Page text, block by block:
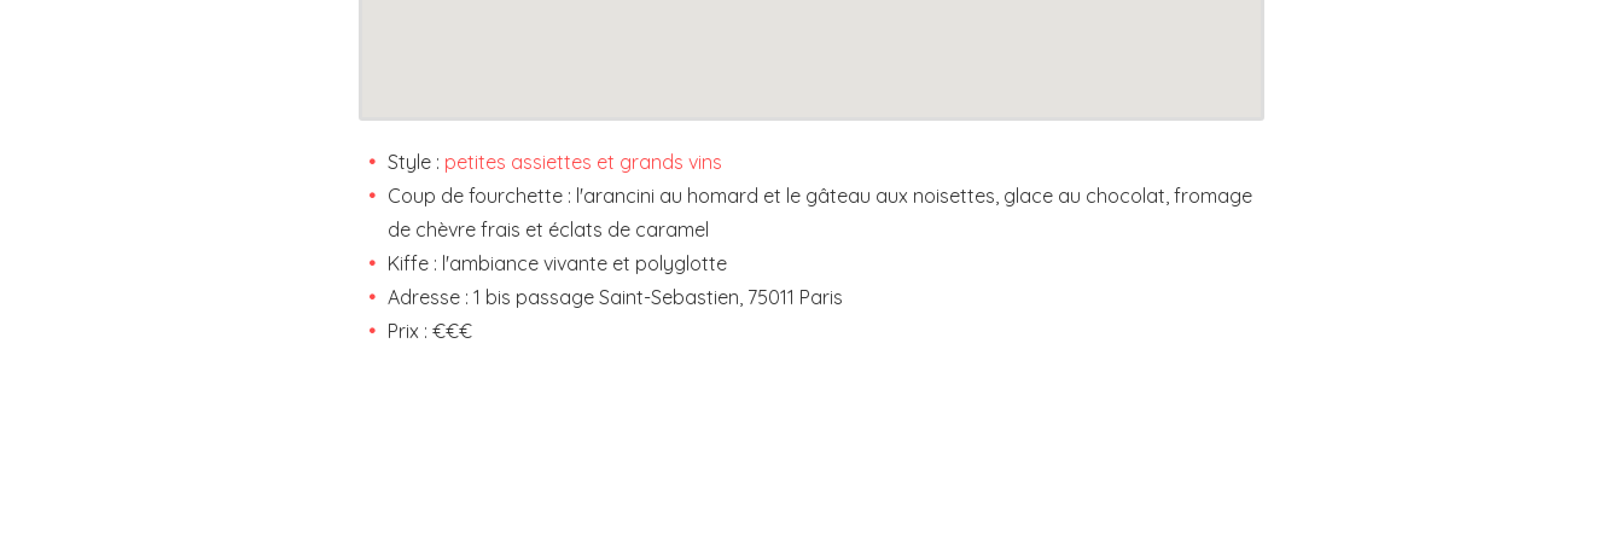
Style : petites assiettes et grands vins
Coup de fourchette : l'arancini au homard et le gâteau aux noisettes, glace au chocolat, fromage
de chèvre frais et éclats de caramel
Kiffe : l'ambiance vivante et polyglotte
Adresse : 1 bis passage Saint-Sebastien, 75011 Paris
Prix : €€€